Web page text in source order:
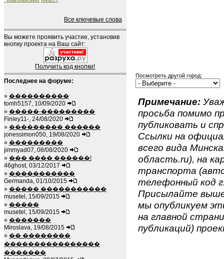
Все ключевые слова
Вы можете проявить участие, установив
кнопку проекта на Ваш сайт:
Получить код кнопки!
Последнее на форуме:
» ����������
tomh5157, 10/09/2020
» �����-���������
Finley11-, 24/08/2020
» ��������� ������
jonessimon050, 19/08/2020
» ���������
jimmyad07, 08/08/2020
» ��� ���� ������!
46ghost, 03/12/2017
» �����������
Germanda, 01/10/2015
» ����� �����������
musetel, 15/09/2015
» �����
musetel, 15/09/2015
» �������
Miroslava, 19/08/2015
» �� ��������
����������������
�������
Посмотреть другой город:
Примечание:
просьба помимо
публиковать и
Ссылки на
всего вида
область.ru), на
транспорта
телефонный код
Присылайте
мы опубликуем
на главной
публикаций)